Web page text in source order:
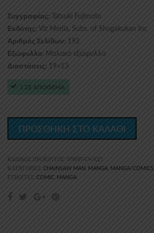
Συγγραφέας: Tatsuki Fujimoto
Εκδότης: Viz Media, Subs. of Shogakukan Inc
Αριθμός Σελίδων: 192
Εξώφυλλο: Μαλακό εξώφυλλο
Διαστάσεις: 19×13
1 ΣΕ ΑΠΟΘΕΜΑ
ΠΡΟΣΘΗΚΗ ΣΤΟ ΚΑΛΑΘΙ
ΚΩΔΙΚΌΣ ΠΡΟΪΌΝΤΟΣ: 9781974741021
ΚΑΤΗΓΟΡΊΕΣ: CHAINSAW MAN MANGA, MANGA/COMICS
ΕΤΙΚΈΤΕΣ: COMIC, MANGA